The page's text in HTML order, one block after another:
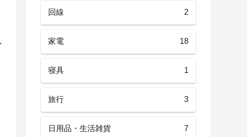
回線 2
家電 18
寝具 1
旅行 3
日用品・生活雑貨 7